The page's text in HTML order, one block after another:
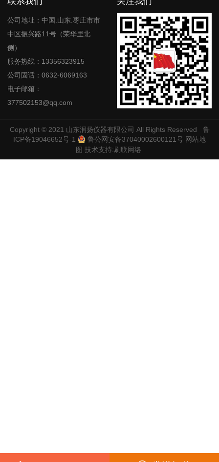
公司地址：中国.山东.枣庄市市
中区振兴路11号（荣华里北
侧）
服务热线：13356323915
公司固话：0632-6069163
电子邮箱：
377502153@qq.com
Copyright © 2021 山东润扬仪器有限公司 All Rights Reserved 鲁
ICP备19046652号-1
鲁公网安备37040002600121号 网站地
图 技术支持:刷联网络